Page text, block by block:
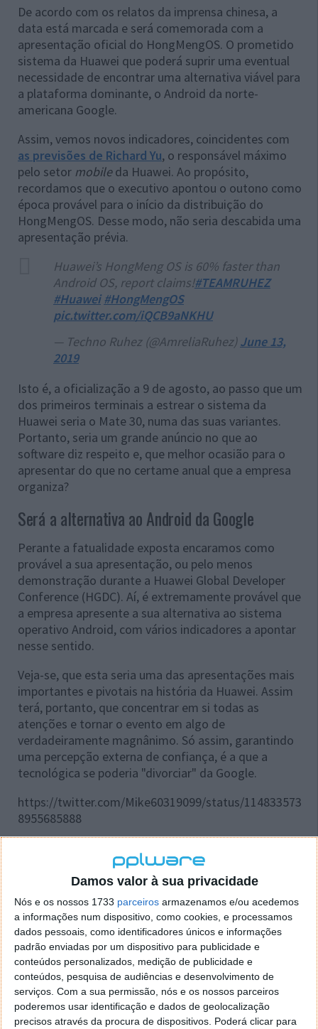
Damos valor à sua privacidade
Nós e os nossos 1733 parceiros armazenamos e/ou acedemos
a informações num dispositivo, como cookies, e processamos
dados pessoais, como identificadores únicos e informações
padrão enviadas por um dispositivo para publicidade e
conteúdos personalizados, medição de publicidade e
conteúdos, pesquisa de audiências e desenvolvimento de
serviços. Com a sua permissão, nós e os nossos parceiros
poderemos usar identificação e dados de geolocalização
precisos através da procura de dispositivos. Poderá clicar para
De acordo com os relatos da imprensa chinesa, a
data está marcada e será comemorada com a
apresentação oficial do HongMengOS. O prometido
sistema da Huawei que poderá suprir uma eventual
necessidade de encontrar uma alternativa viável para
a plataforma dominante, o Android da norte-
americana Google.
Assim, vemos novos indicadores, coincidentes com
as previsões de Richard Yu, o responsável máximo
pelo setor mobileda Huawei. Ao propósito,
recordamos que o executivo apontou o outono como
época provável para o início da distribuição do
HongMengOS. Desse modo, não seria descabida uma
apresentação prévia.
Huawei’s HongMeng OS is 60% faster than
Android OS, report claims!#TEAMRUHEZ
#Huawei #HongMengOS
pic.twitter.com/iQCB9aNKHU
— Techno Ruhez (@AmreliaRuhez) June 13,
2019
Isto é, a oficialização a 9 de agosto, ao passo que um
dos primeiros terminais a estrear o sistema da
Huawei seria o Mate 30, numa das suas variantes.
Portanto, seria um grande anúncio no que ao
software diz respeito e, que melhor ocasião para o
apresentar do que no certame anual que a empresa
organiza?
Será a alternativa ao Android da Google
Perante a fatualidade exposta encaramos como
provável a sua apresentação, ou pelo menos
demonstração durante a Huawei Global Developer
Conference (HGDC). Aí, é extremamente provável que
a empresa apresente a sua alternativa ao sistema
operativo Android, com vários indicadores a apontar
nesse sentido.
Veja-se, que esta seria uma das apresentações mais
importantes e pivotais na história da Huawei. Assim
terá, portanto, que concentrar em si todas as
atenções e tornar o evento em algo de
verdadeiramente magnânimo. Só assim, garantindo
uma percepção externa de confiança, é a que a
tecnológica se poderia "divorciar" da Google.
https://twitter.com/Mike60319099/status/114833573
8955685888
esperados no evento. Além disso, contam-se mais de
5 mil programadores entre os participantes, bem
como um número não especificado demedia. Em
suma, a tecnológica está a planear um evento de
grandes dimensão e todos os indícios apontam num
sentido.
Em agosto as atenções podem repousar no
sistema da Huawei